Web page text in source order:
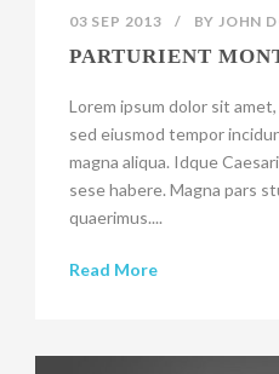
03 SEP 2013 / BYJOHN
PARTURIENT
Lorem ipsum dolor sit
sed eiusmod tempor
magna aliqua. Idque
sese habere. Magna pars
quaerimus....
Read More